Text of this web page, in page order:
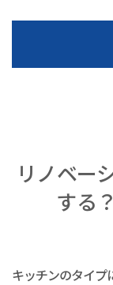
リノベー
する
キッチンのタイプ